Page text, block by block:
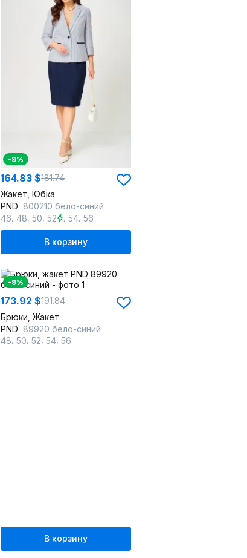
-9%
164.83 $181.74
Жакет, Юбка
PND 800210 бело-синий
46 48 50 52 ,54 ,56
В корзину
-9%
173.92 $191.84
Брюки, Жакет
PND 89920 бело-синий
48 50 52 54 56
В корзину